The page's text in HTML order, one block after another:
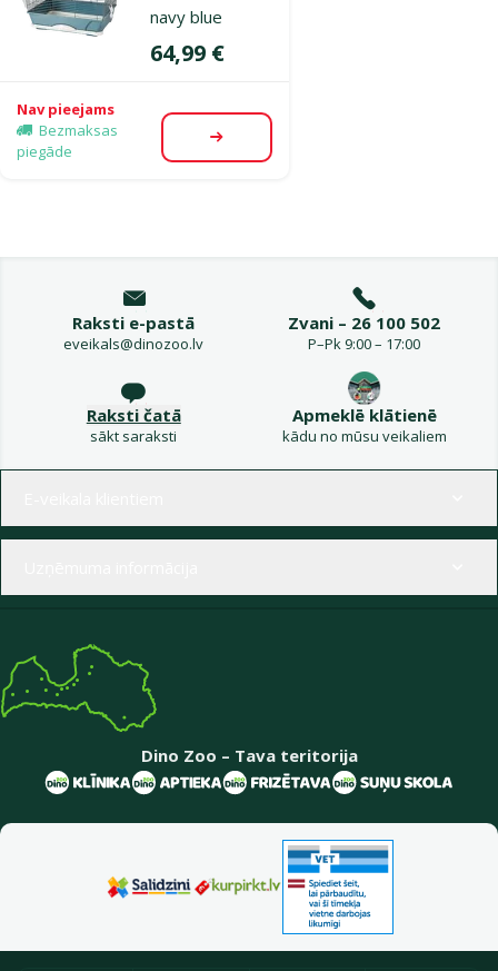
navy blue
Cena
64,99 €
Nav pieejams
Bezmaksas
piegāde
Apskatīt
Raksti e-pastā
eveikals@dinozoo.lv
Zvani – 26 100 502
P–Pk 9:00 – 17:00
Raksti čatā
sākt saraksti
Apmeklē klātienē
kādu no mūsu veikaliem
Dino Zoo – Tava teritorija